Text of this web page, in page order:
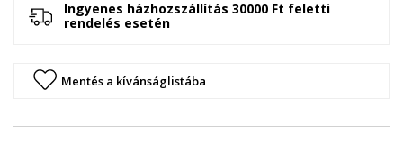
Ingyenes házhozszállítás 30000 Ft feletti
rendelés esetén
Mentés a kívánságlistába